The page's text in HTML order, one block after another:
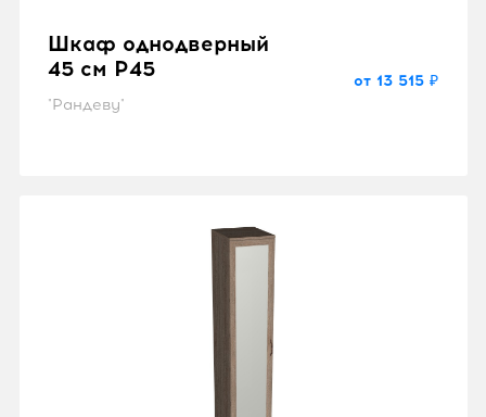
Шкаф однодверный
45 см P45
"Рандеву"
от 13 515 ₽